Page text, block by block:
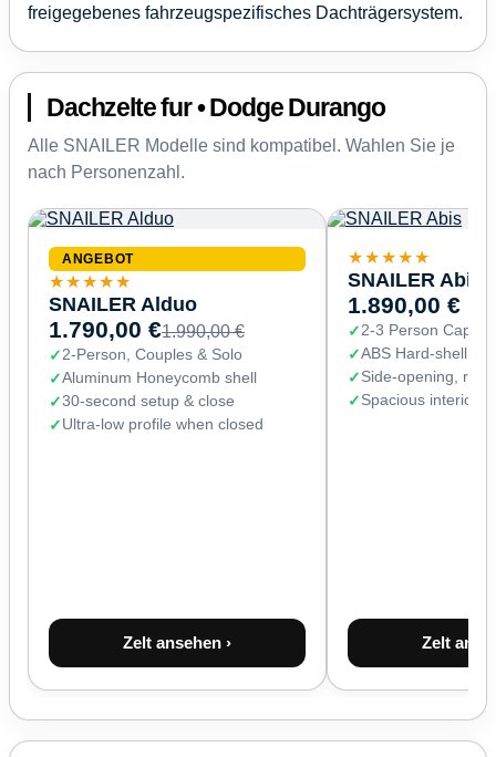
freigegebenes fahrzeugspezifisches Dachträgersystem.
Dachzelte fur • Dodge Durango
Alle SNAILER Modelle sind kompatibel. Wahlen Sie je
nach Personenzahl.
ANGEBOT
★★★★★
SNAILER Alduo
1.790,00 €1.990,00 €
2-Person, Couples & Solo
Aluminum Honeycomb shell
30-second setup & close
Ultra-low profile when closed
Zelt ansehen ›
★★★★★
SNAILER Abis
1.890,00 €
2-3 Person
ABS Hard-shell
Side-opening,
Spacious interior
Zelt